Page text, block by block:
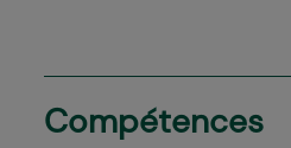
Compétences